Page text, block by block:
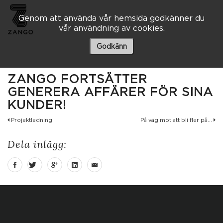
Genom att använda vår hemsida godkänner du
vår användning av cookies.
Godkänn
– 10 80 00
Kyrkogatan 1
ZANGO FORTSÄTTER
GENERERA AFFÄRER FÖR SINA
KUNDER!
Projektledning På väg mot att bli fler på...
Dela inlägg: